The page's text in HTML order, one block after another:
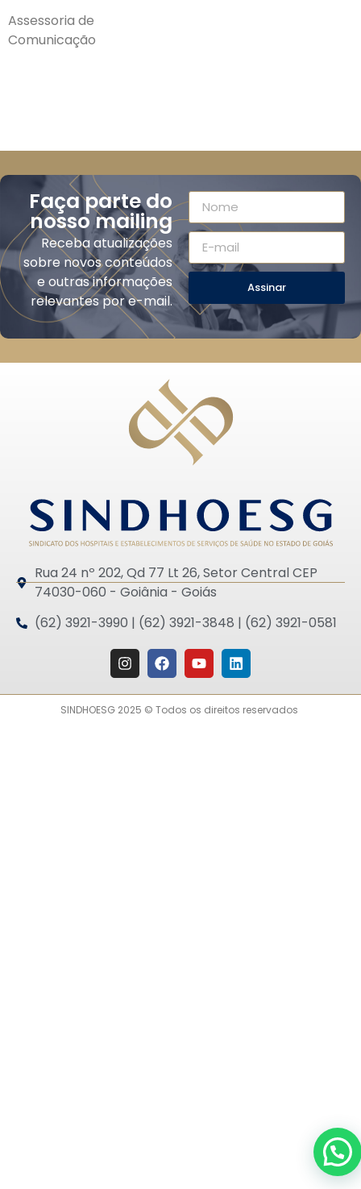
Assessoria de
Comunicação
Faça parte do
nosso mailing
Receba atualizações
sobre novos conteúdos
e outras informações
relevantes por e-mail.
Assinar
Rua 24 nº 202, Qd 77 Lt 26, Setor Central CEP
74030-060 - Goiânia - Goiás
(62) 3921-3990 | (62) 3921-3848 | (62) 3921-0581
SINDHOESG 2025 © Todos os direitos reservados